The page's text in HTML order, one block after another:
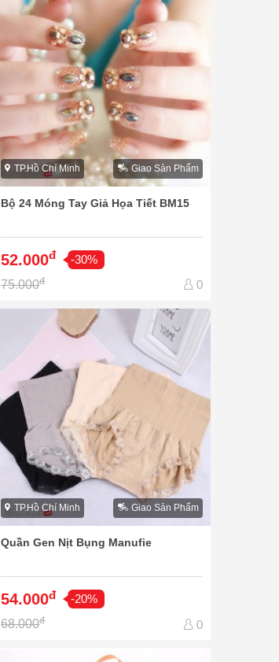
TP.Hồ Chí Minh Giao Sản Phẩm
Bộ 24 Móng Tay Giả Họa Tiết BM15
52.000đ
-30%
75.000đ 0
TP.Hồ Chí Minh Giao Sản Phẩm
Quần Gen Nịt Bụng Manufie
54.000đ
-20%
68.000đ 0